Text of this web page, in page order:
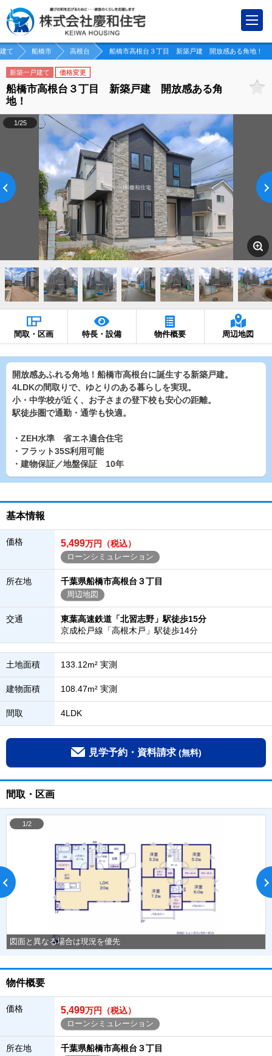
て 船橋市 高根台 船橋市高根台３丁目 新築戸建 開放感ある角地！
新築一戸建て 価格変更
船橋市高根台３丁目 新築戸建 開放感ある角
地！
1/25
間取・区画 特長・設備 物件概要 周辺地図
開放感あふれる角地！船橋市高根台に誕生する新築戸建。
4LDKの間取りで、ゆとりのある暮らしを実現。
小・中学校が近く、お子さまの登下校も安心の距離。
駅徒歩圏で通勤・通学も快適。
・ZEH水準 省エネ適合住宅
・フラット35S利用可能
・建物保証／地盤保証 10年
基本情報
価格 5,499万円（税込）
ローンシミュレーション
所在地 千葉県船橋市高根台３丁目
周辺地図
交通
東葉高速鉄道「北習志野」駅徒歩15分
京成松戸線「高根木戸」駅徒歩14分
土地面積 133.12m² 実測
建物面積 108.47m² 実測
間取 4LDK
見学予約・資料請求 (無料)
間取・区画
図面と異なる場合は現況を優先
1/2
物件概要
価格 5,499万円（税込）
ローンシミュレーション
所在地 千葉県船橋市高根台３丁目